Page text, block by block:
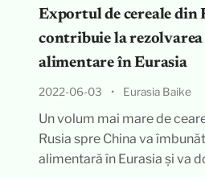
Exportul de cereale din
contribuie la
alimentare în Eurasia
2022-06-03 • Eurasia Baike
Un volum mai mare de
Rusia spre China va
alimentară în Eurasia și va